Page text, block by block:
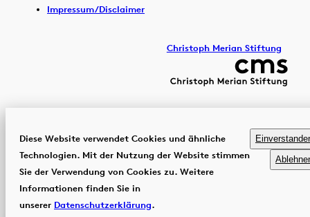
Impressum/Disclaimer
Christoph Merian Stiftung
Diese Website verwendet Cookies und ähnliche
Technologien. Mit der Nutzung der Website stimmen
Sie der Verwendung von Cookies zu. Weitere
Informationen finden Sie in
unserer Datenschutzerklärung.